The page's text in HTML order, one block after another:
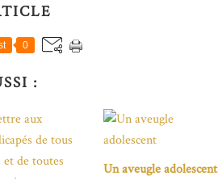
0
:
Un aveugle adolescent